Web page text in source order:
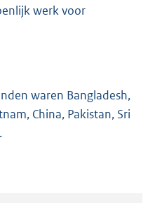
werk voor
waren Bangladesh,
China, Pakistan, Sri